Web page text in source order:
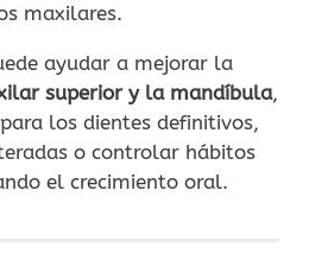
maxilares.
ayudar a mejorar la
superior y la mandíbula,
los dientes definitivos,
o controlar hábitos
el crecimiento oral.